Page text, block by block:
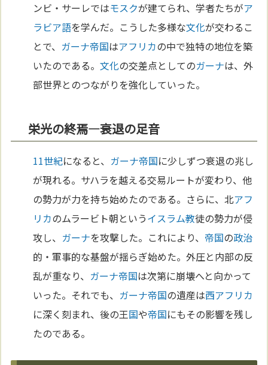
ンビ・サーレではモスクが建てられ、学者たちがア
ラビア語を学んだ。こうした多様な文化が交わるこ
とで、 ガーナ帝国はアフリカの中で独特の地位を築
いたのである。文化の交差点としてのガーナは、外
部世界とのつながりを強化していった。
栄光の終焉—衰退の足音
11世紀になると、 ガーナ帝国に少しずつ衰退の兆し
が現れる。サハラを越える交易ルートが変わり、他
の勢力が力を持ち始めたのである。さらに、北アフ
リカのムラービト朝というイスラム教徒の勢力が侵
攻し、 ガーナを攻撃した。これにより、 帝国の政治
的・軍事的な基盤が揺らぎ始めた。外圧と内部の反
乱が重なり、 ガーナ帝国は次第に崩壊へと向かって
いった。それでも、 ガーナ帝国の遺産は西アフリカ
に深く刻まれ、後の王国や帝国にもその影響を残し
たのである。